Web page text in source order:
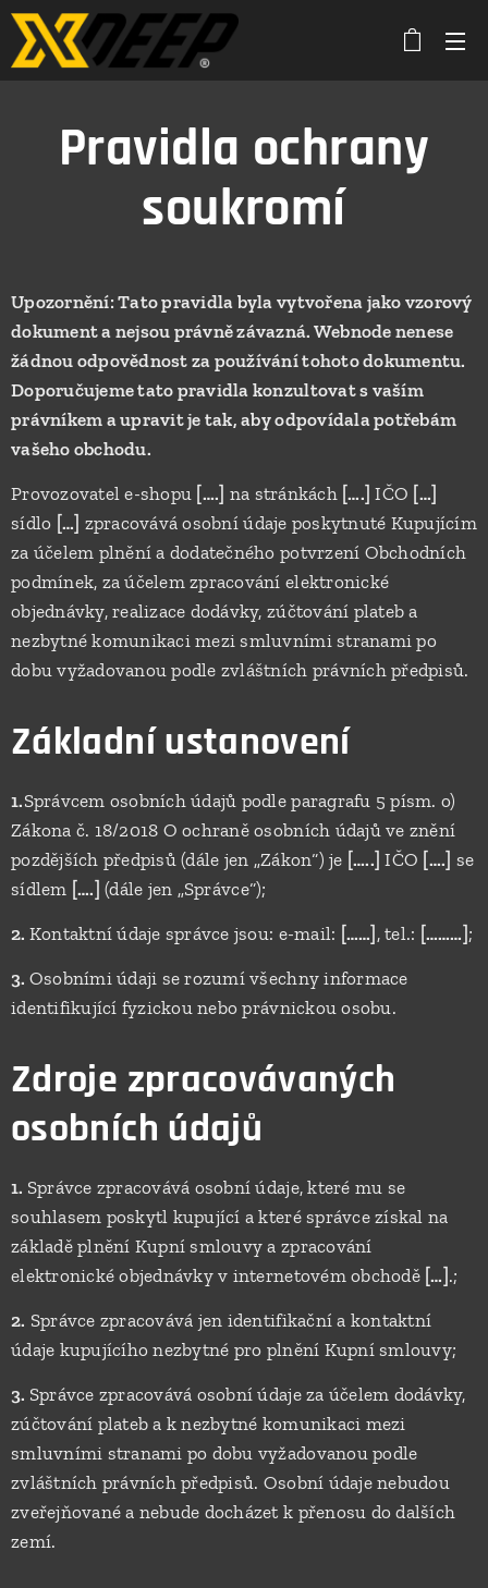
Pravidla ochrany
soukromí
Upozornění: Tato pravidla byla vytvořena jako vzorový
dokument a nejsou právně závazná. Webnode nenese
žádnou odpovědnost za používání tohoto dokumentu.
Doporučujeme tato pravidla konzultovat s vaším
právníkem a upravit je tak, aby odpovídala potřebám
vašeho obchodu.
Provozovatel e-shopu [….] na stránkách [….] IČO […]
sídlo […] zpracovává osobní údaje poskytnuté Kupujícím
za účelem plnění a dodatečného potvrzení Obchodních
podmínek, za účelem zpracování elektronické
objednávky, realizace dodávky, zúčtování plateb a
nezbytné komunikaci mezi smluvními stranami po
dobu vyžadovanou podle zvláštních právních předpisů.
Základní ustanovení
1.Správcem osobních údajů podle paragrafu 5 písm. o)
Zákona č. 18/2018 O ochraně osobních údajů ve znění
pozdějších předpisů (dále jen „Zákon“) je […..] IČO [….] se
sídlem [….] (dále jen „Správce“);
2. Kontaktní údaje správce jsou: e-mail: [……] , tel.: [………] ;
3. Osobními údaji se rozumí všechny informace
identifikující fyzickou nebo právnickou osobu.
Zdroje zpracovávaných
osobních údajů
1. Správce zpracovává osobní údaje, které mu se
souhlasem poskytl kupující a které správce získal na
základě plnění Kupní smlouvy a zpracování
elektronické objednávky v internetovém obchodě […] .;
2. Správce zpracovává jen identifikační a kontaktní
údaje kupujícího nezbytné pro plnění Kupní smlouvy;
3. Správce zpracovává osobní údaje za účelem dodávky,
zúčtování plateb a k nezbytné komunikaci mezi
smluvními stranami po dobu vyžadovanou podle
zvláštních právních předpisů. Osobní údaje nebudou
zveřejňované a nebude docházet k přenosu do dalších
zemí.